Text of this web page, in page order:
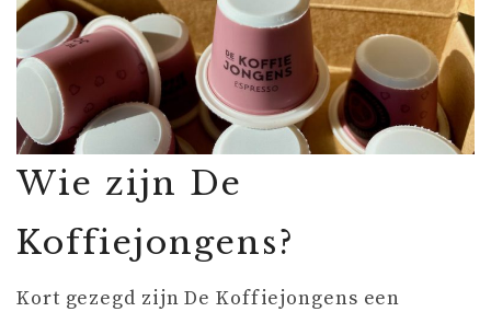
Wie zijn De
Koffiejongens?
Kort gezegd zijn De Koffiejongens een